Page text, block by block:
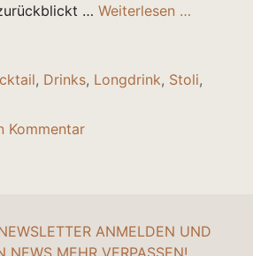
… Weiterlesen …
, Drinks, Longdrink, Stoli,
Kommentar
ANMELDEN UND
NEWS MEHR VERPASSEN!